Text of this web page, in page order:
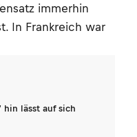
immerhin
In Frankreich war
lässt auf sich